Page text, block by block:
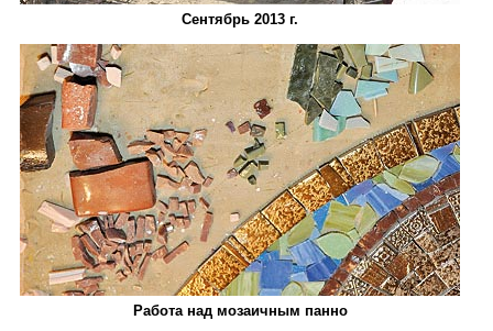
Сентябрь 2013 г.
Работа над мозаичным панно